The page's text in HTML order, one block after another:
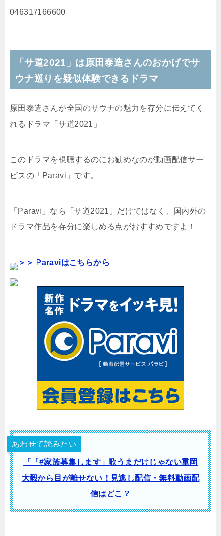
046317166600
「サ道2021」は原田泰造さんのおかげでサ
ウナ巡りを疑似体験できるドラマ
原田泰造さんが全国のサウナの魅力を存分に伝えてく
れるドラマ「サ道2021」
このドラマを視聴するのにお勧めなのが動画配信サー
ビスの「Paravi」です。
「Paravi」なら「サ道2021」だけではなく、国内外の
ドラマ作品を存分に楽しめる点がおすすめですよ！
＞＞ Paraviはこちらから
あわせて読みたい
「「#家族募集します」歌うまだけじゃない重岡
大毅から目が離せない！見逃し配信・無料動画配
信はどこ？